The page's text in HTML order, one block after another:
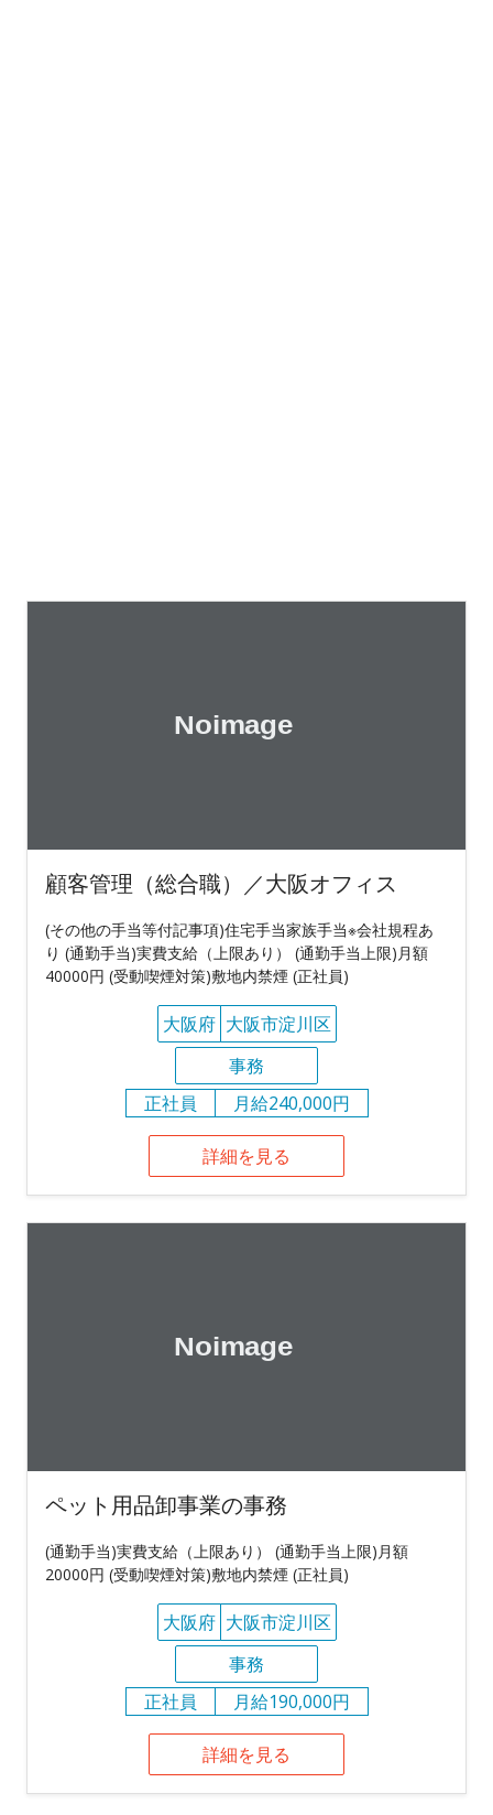
顧客管理（総合職）／大阪オフィス
(その他の手当等付記事項)住宅手当家族手当※会社規程あ
り (通勤手当)実費支給（上限あり） (通勤手当上限)月額
40000円 (受動喫煙対策)敷地内禁煙 (正社員)
大阪府 大阪市淀川区
事務
正社員
月給240,000円
詳細を見る
ペット用品卸事業の事務
(通勤手当)実費支給（上限あり） (通勤手当上限)月額
20000円 (受動喫煙対策)敷地内禁煙 (正社員)
大阪府 大阪市淀川区
事務
正社員
月給190,000円
詳細を見る